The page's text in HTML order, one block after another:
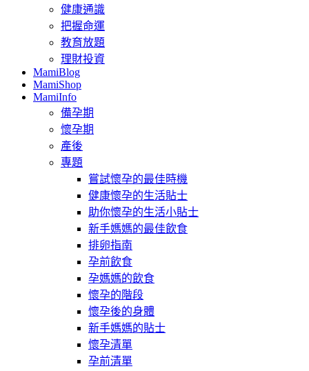
健康通識
把握命運
教育放題
理財投資
MamiBlog
MamiShop
MamiInfo
備孕期
懷孕期
產後
專題
嘗試懷孕的最佳時機
健康懷孕的生活貼士
助你懷孕的生活小貼士
新手媽媽的最佳飲食
排卵指南
孕前飲食
孕媽媽的飲食
懷孕的階段
懷孕後的身體
新手媽媽的貼士
懷孕清單
孕前清單